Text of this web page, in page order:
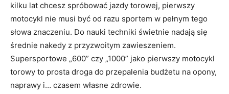
kilku lat chcesz spróbować jazdy torowej, pierwszy
motocykl nie musi być od razu sportem w pełnym tego
słowa znaczeniu. Do nauki techniki świetnie nadają się
średnie nakedy z przyzwoitym zawieszeniem.
Supersportowe „600” czy „1000” jako pierwszy motocykl
torowy to prosta droga do przepalenia budżetu na opony,
naprawy i… czasem własne zdrowie.